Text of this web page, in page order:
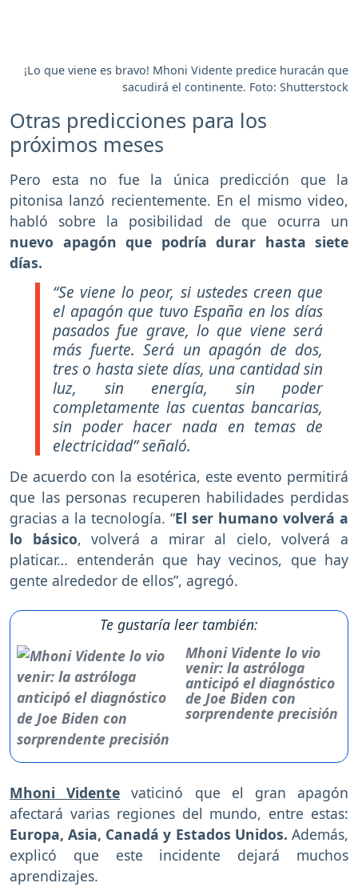
¡Lo que viene es bravo! Mhoni Vidente predice huracán que
sacudirá el continente. Foto: Shutterstock
Otras predicciones para los
próximos meses
Pero esta no fue la única predicción que la
pitonisa lanzó recientemente. En el mismo video,
habló sobre la posibilidad de que ocurra un
nuevo apagón que podría durar hasta siete
días.
“Se viene lo peor, si ustedes creen que
el apagón que tuvo España en los días
pasados fue grave, lo que viene será
más fuerte. Será un apagón de dos,
tres o hasta siete días, una cantidad sin
luz, sin energía, sin poder
completamente las cuentas bancarias,
sin poder hacer nada en temas de
electricidad” señaló.
De acuerdo con la esotérica, este evento permitirá
que las personas recuperen habilidades perdidas
gracias a la tecnología. “El ser humano volverá a
lo básico, volverá a mirar al cielo, volverá a
platicar… entenderán que hay vecinos, que hay
gente alrededor de ellos”, agregó.
Te gustaría leer también:
Mhoni Vidente lo vio
venir: la astróloga
anticipó el diagnóstico
de Joe Biden con
sorprendente precisión
Mhoni Vidente vaticinó que el gran apagón
afectará varias regiones del mundo, entre estas:
Europa, Asia, Canadá y Estados Unidos. Además,
explicó que este incidente dejará muchos
aprendizajes.